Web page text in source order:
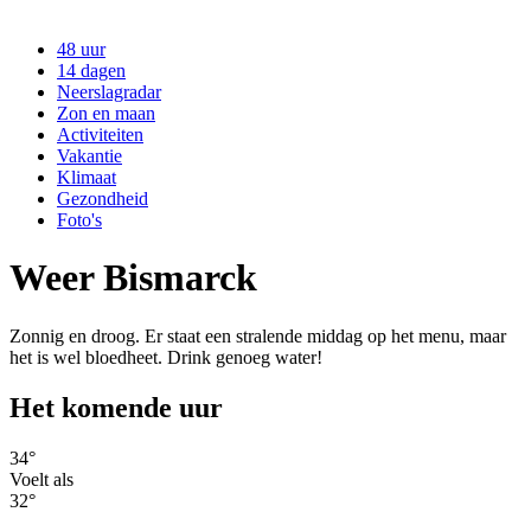
48 uur
14 dagen
Neerslagradar
Zon en maan
Activiteiten
Vakantie
Klimaat
Gezondheid
Foto's
Weer Bismarck
Zonnig en droog. Er staat een stralende middag op het menu, maar
het is wel bloedheet. Drink genoeg water!
Het komende uur
34°
Voelt als
32°